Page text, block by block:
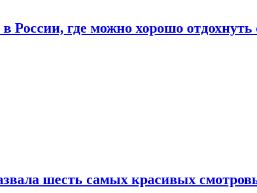
России, где можно хорошо отдохнуть
шесть самых красивых